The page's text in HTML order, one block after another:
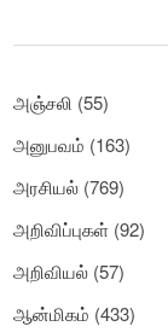
அஞ்சலி (55)
அனுபவம் (163)
அரசியல் (769)
அறிவிப்புகள் (92)
அறிவியல் (57)
ஆன்மிகம் (433)